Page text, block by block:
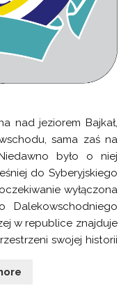
nad jeziorem Bajkał,
sama zaś na
było o niej
do Syberyjskiego
wyłączona
Dalekowschodniego
w republice znajduje
swojej historii